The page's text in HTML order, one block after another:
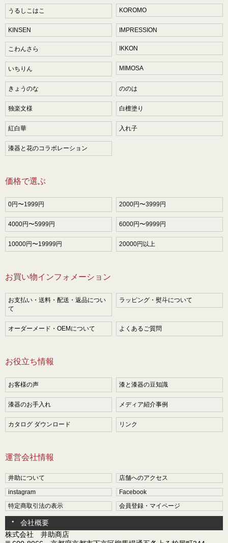
うるしこはこ KOROMO
KINSEN IMPRESSION
こわんさら IKKON
いちりん MIMOSA
きょうのな ののは
独楽文様 白檀塗り
紅白華 入れ子
漆器と花のコラボレーション
価格で選ぶ
0円〜1999円 2000円〜3999円
4000円〜5999円 6000円〜9999円
10000円〜19999円 20000円以上
お買い物インフォメーション
お支払い・送料・配送・返品につい
て
ラッピング・熨斗について
オーダーメード・OEMについて よくあるご質問
お役立ち情報
お客様の声 漆と漆器の豆知識
漆器のお手入れ メディア紹介事例
カタログ ダウンロード リンク
運営会社情報
井助について
店舗へのアクセス
instagram
Facebook
特定商取引法の表示
会員登録・マイページ
会社概要
株式会社 井助商店